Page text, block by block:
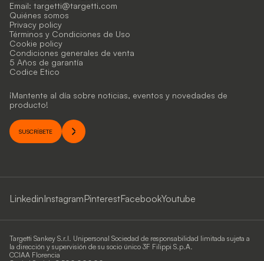
Email: targetti@targetti.com
Quiénes somos
Privacy policy
Términos y Condiciones de Uso
Cookie policy
Condiciones generales de venta
5 Años de garantía
Codice Etico
¡Mantente al día sobre noticias, eventos y novedades de
producto!
SUSCRÍBETE
LinkedinInstagramPinterestFacebookYoutube
Targetti Sankey S.r.l. Unipersonal Sociedad de responsabilidad limitada sujeta a
la dirección y supervisión de su socio único 3F Filippi S.p.A.
CCIAA Florencia